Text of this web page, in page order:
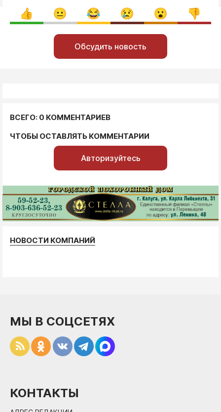
Обсудить новость
ВСЕГО: 0 КОММЕНТАРИЕВ
ЧТОБЫ ОСТАВЛЯТЬ КОММЕНТАРИИ
Авторизуйтесь
НОВОСТИ КОМПАНИЙ
МЫ В СОЦСЕТЯХ
КОНТАКТЫ